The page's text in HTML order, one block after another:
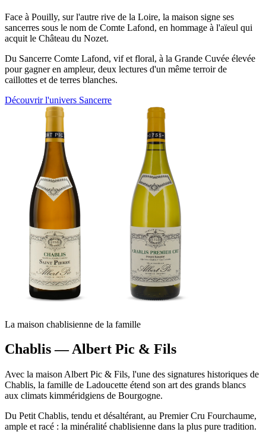
Face à Pouilly, sur l'autre rive de la Loire, la maison signe ses
sancerres sous le nom de Comte Lafond, en hommage à l'aïeul qui
acquit le Château du Nozet.
Du Sancerre Comte Lafond, vif et floral, à la Grande Cuvée élevée
pour gagner en ampleur, deux lectures d'un même terroir de
caillottes et de terres blanches.
Découvrir l'univers Sancerre
La maison chablisienne de la famille
Chablis — Albert Pic & Fils
Avec la maison Albert Pic & Fils, l'une des signatures historiques de
Chablis, la famille de Ladoucette étend son art des grands blancs
aux climats kimméridgiens de Bourgogne.
Du Petit Chablis, tendu et désaltérant, au Premier Cru Fourchaume,
ample et racé : la minéralité chablisienne dans la plus pure tradition.